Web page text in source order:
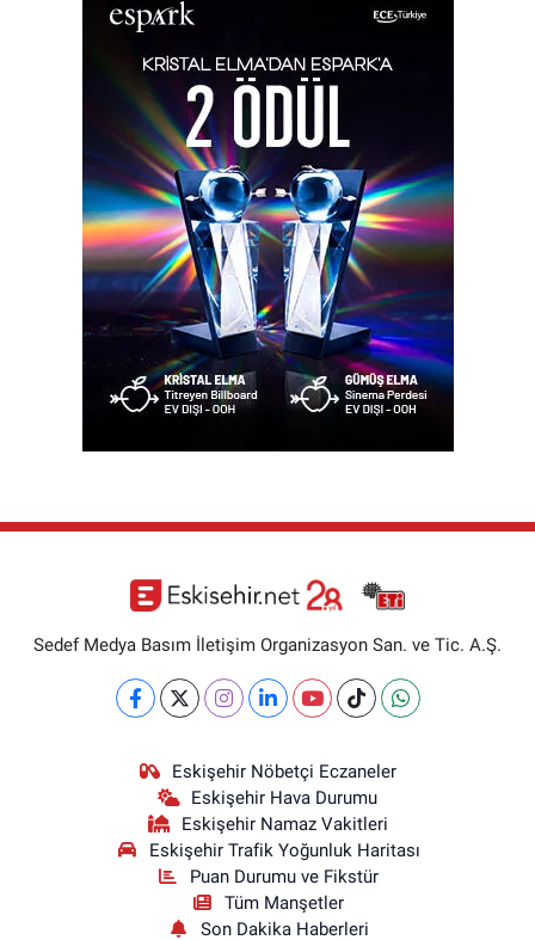
Sedef Medya Basım İletişim Organizasyon San. ve Tic. A.Ş.
Eskişehir Nöbetçi Eczaneler
Eskişehir Hava Durumu
Eskişehir Namaz Vakitleri
Eskişehir Trafik Yoğunluk Haritası
Puan Durumu ve Fikstür
Tüm Manşetler
Son Dakika Haberleri